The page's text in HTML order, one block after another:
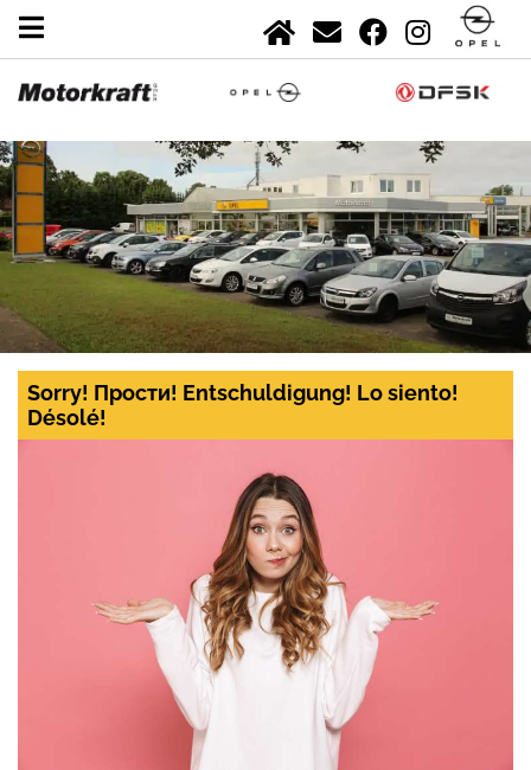
Sorry! Прости! Entschuldigung! Lo siento!
Désolé!